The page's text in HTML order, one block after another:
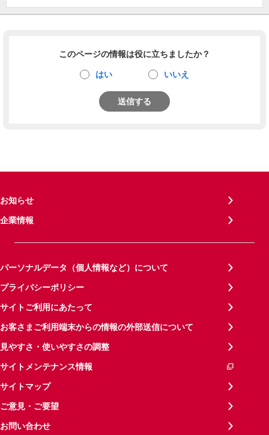
このページの情報は役に立ちましたか？
はい いいえ
送信する
お知らせ
企業情報
パーソナルデータ（個人情報など）について
プライバシーポリシー
サイトご利用にあたって
お客さまご利用端末からの情報の外部送信について
見やすさ・使いやすさの調整
サイトメンテナンス情報
サイトマップ
ご意見・ご要望
お問い合わせ